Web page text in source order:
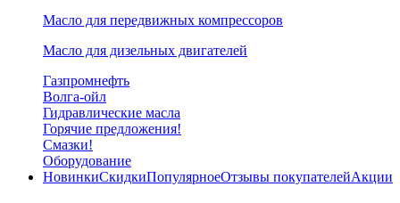
Масло для передвижных компрессоров
Масло для дизельных двигателей
Газпромнефть
Волга-ойл
Гидравлические масла
Горячие предложения!
Смазки!
Оборудование
НовинкиСкидкиПопулярноеОтзывы покупателейАкции